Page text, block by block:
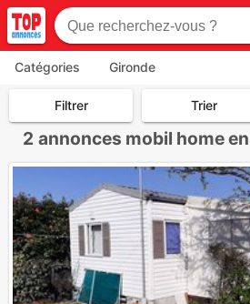
Catégories Gironde
Filtrer Trier
2 annonces mobil home